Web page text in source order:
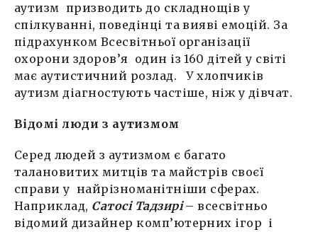
аутизм призводить до складнощів у
спілкуванні, поведінці та вияві емоцій. За
підрахунком Всесвітньої організації
охорони здоров’я один із 160 дітей у світі
має аутистичний розлад. У хлопчиків
аутизм діагностують частіше, ніж у дівчат.
Відомі люди з аутизмом
Серед людей з аутизмом є багато
талановитих митців та майстрів своєї
справи у найрізноманітніши сферах.
Наприклад, Сатосі Тадзирі– всесвітньо
відомий дизайнер комп’ютерних ігор і